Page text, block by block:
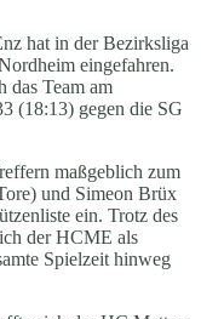
hat in der Bezirksliga
eingefahren.
das Team am
(18:13) gegen die SG
maßgeblich zum
und Simeon Brüx
ein. Trotz des
der HCME als
Spielzeit hinweg